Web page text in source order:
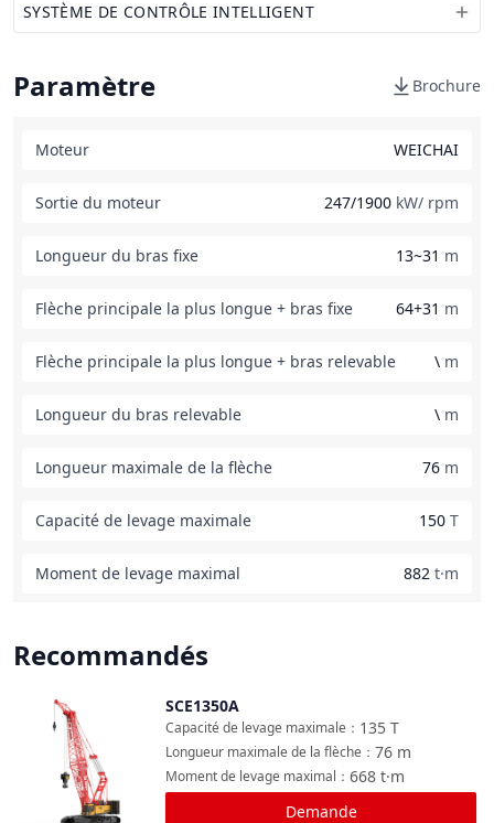
SYSTÈME DE CONTRÔLE INTELLIGENT
Paramètre Brochure
Moteur WEICHAI
Sortie du moteur 247/1900 kW/ rpm
Longueur du bras fixe 13~31 m
Flèche principale la plus longue + bras fixe 64+31 m
Flèche principale la plus longue + bras relevable \ m
Longueur du bras relevable \ m
Longueur maximale de la flèche 76 m
Capacité de levage maximale 150 T
Moment de levage maximal 882 t·m
Recommandés
Comparer
SCE1350A
135 T
Capacité de levage maximale ：
76 m
Longueur maximale de la flèche ：
668 t·m
Moment de levage maximal ：
Demande